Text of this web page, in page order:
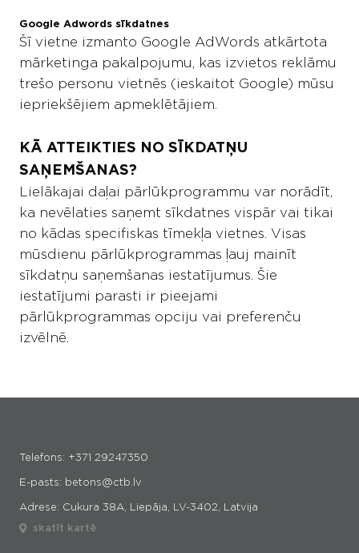
Google Adwords sīkdatnes
Šī vietne izmanto Google AdWords atkārtota
mārketinga pakalpojumu, kas izvietos reklāmu
trešo personu vietnēs (ieskaitot Google) mūsu
iepriekšējiem apmeklētājiem.
KĀ ATTEIKTIES NO SĪKDATŅU
SAŅEMŠANAS?
Lielākajai daļai pārlūkprogrammu var norādīt,
ka nevēlaties saņemt sīkdatnes vispār vai tikai
no kādas specifiskas tīmekļa vietnes. Visas
mūsdienu pārlūkprogrammas ļauj mainīt
sīkdatņu saņemšanas iestatījumus. Šie
iestatījumi parasti ir pieejami
pārlūkprogrammas opciju vai preferenču
izvēlnē.
Telefons: +371 29247350
E-pasts: betons@ctb.lv
Adrese: Cukura 38A, Liepāja, LV-3402, Latvija
skatīt kartē